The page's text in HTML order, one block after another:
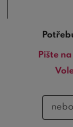
Pište na
telefon